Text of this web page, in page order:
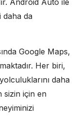
Android Auto ile
daha da
Google Maps,
Her biri,
daha
sizin için en